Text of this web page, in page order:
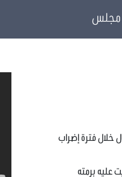
مجلس
2020/147 المتعلق بتعليق الآجال خلال فترة إضراب